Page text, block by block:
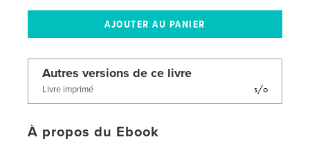
Autres versions de ce livre
Livre imprimé s/o
À propos du Ebook